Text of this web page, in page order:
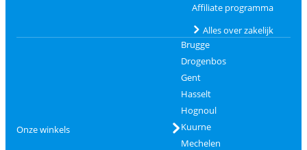
Affiliate programma
Alles over zakelijk
Onze winkels
Brugge
Drogenbos
Gent
Hasselt
Hognoul
Kuurne
Mechelen